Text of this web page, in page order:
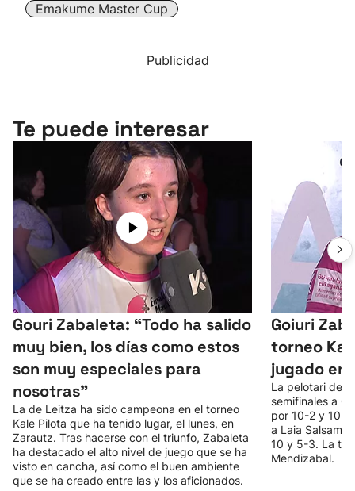
Emakume Master Cup
Publicidad
Te puede interesar
Gouri Zabaleta: “Todo ha salido
muy bien, los días como estos
son muy especiales para
nosotras”
La de Leitza ha sido campeona en el torneo
Kale Pilota que ha tenido lugar, el lunes, en
Zarautz. Tras hacerse con el triunfo, Zabaleta
ha destacado el alto nivel de juego que se ha
visto en cancha, así como el buen ambiente
que se ha creado entre las y los aficionados.
Goiuri
torneo
jugado en
La pelotari de
semifinales a
por 10-2 y 10-
a Laia
10 y 5-3. La
Mendizabal.